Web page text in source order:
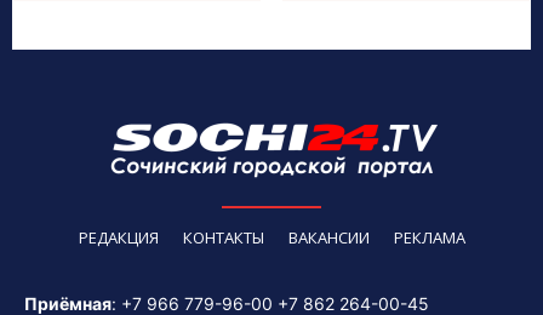
РЕДАКЦИЯ КОНТАКТЫ ВАКАНСИИ РЕКЛАМА
Приёмная: +7 966 779-96-00 +7 862 264-00-45